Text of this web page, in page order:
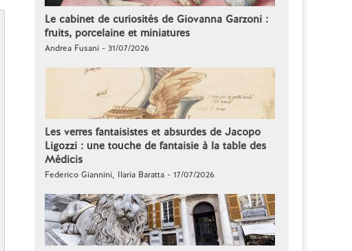
Le cabinet de curiosités de Giovanna Garzoni :
fruits, porcelaine et miniatures
Andrea Fusani - 31/07/2026
Les verres fantaisistes et absurdes de Jacopo
Ligozzi : une touche de fantaisie à la table des
Médicis
Federico Giannini, Ilaria Baratta - 17/07/2026